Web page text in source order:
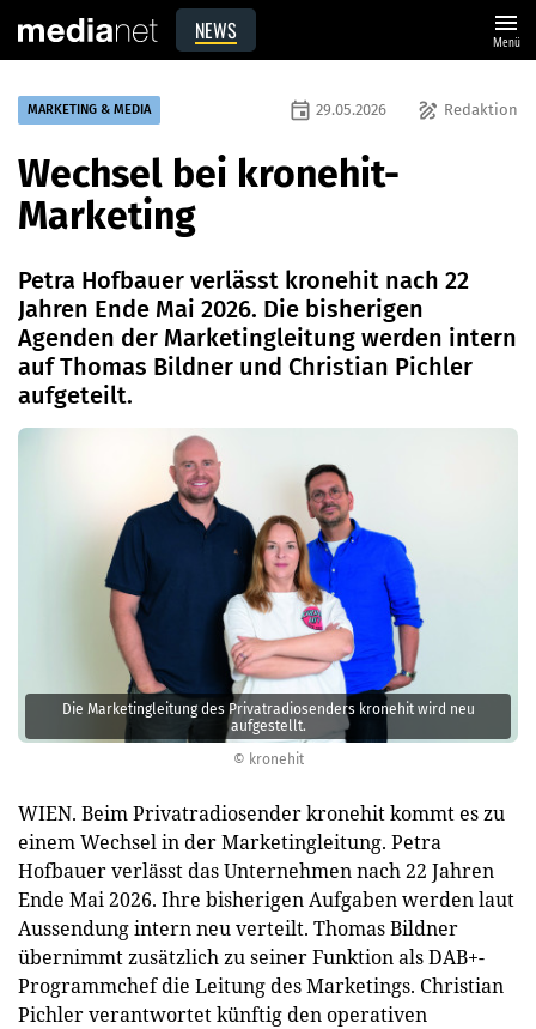
NEWS menu
Menü
© kronehit
Die Marketingleitung des Privatradiosenders kronehit wird neu
aufgestellt.
MARKETING & MEDIA draw Redaktion
event 29.05.2026
Wechsel bei kronehit-
Marketing
Petra Hofbauer verlässt kronehit nach 22
Jahren Ende Mai 2026. Die bisherigen
Agenden der Marketingleitung werden intern
auf Thomas Bildner und Christian Pichler
aufgeteilt.
WIEN. Beim Privatradiosender kronehit kommt es zu
einem Wechsel in der Marketingleitung. Petra
Hofbauer verlässt das Unternehmen nach 22 Jahren
Ende Mai 2026. Ihre bisherigen Aufgaben werden laut
Aussendung intern neu verteilt. Thomas Bildner
übernimmt zusätzlich zu seiner Funktion als DAB+-
Programmchef die Leitung des Marketings. Christian
Pichler verantwortet künftig den operativen